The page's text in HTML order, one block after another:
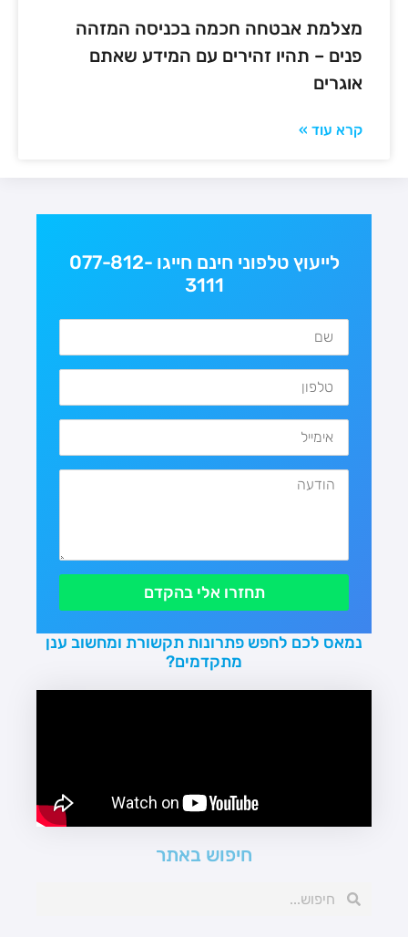
מצלמת אבטחה חכמה בכניסה המזהה
פנים – תהיו זהירים עם המידע שאתם
אוגרים
קרא עוד »
לייעוץ טלפוני חינם חייגו 077-812-
3111
תחזרו אלי בהקדם
נמאס לכם לחפש פתרונות תקשורת ומחשוב ענן
מתקדמים?
חיפוש באתר